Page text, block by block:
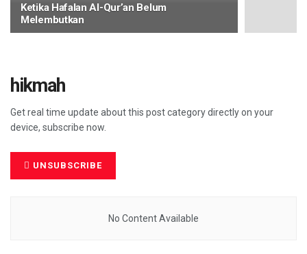
Ketika Hafalan Al-Qur’an Belum
Melembutkan
hikmah
Get real time update about this post category directly on your
device, subscribe now.
UNSUBSCRIBE
No Content Available